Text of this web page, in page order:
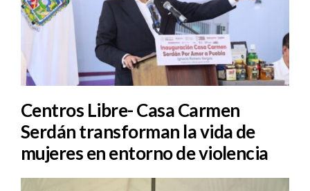
Centros Libre- Casa Carmen
Serdán transforman la vida de
mujeres en entorno de violencia